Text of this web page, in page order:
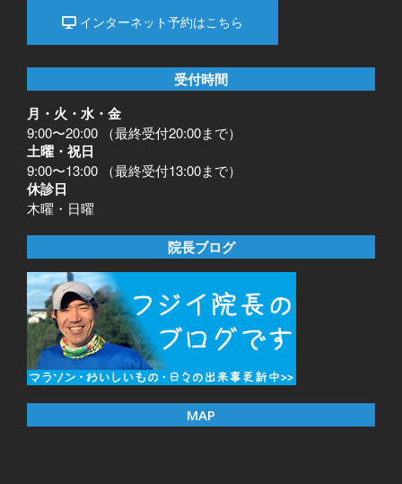
インターネット予約はこちら
受付時間
月・火・水・金
9:00〜20:00 （最終受付20:00まで）
土曜・祝日
9:00〜13:00 （最終受付13:00まで）
休診日
木曜・日曜
院長ブログ
MAP